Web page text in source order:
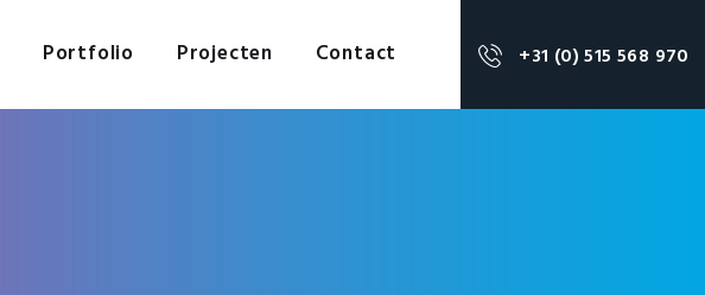
Portfolio Projecten Contact +31 (0) 515 568 970